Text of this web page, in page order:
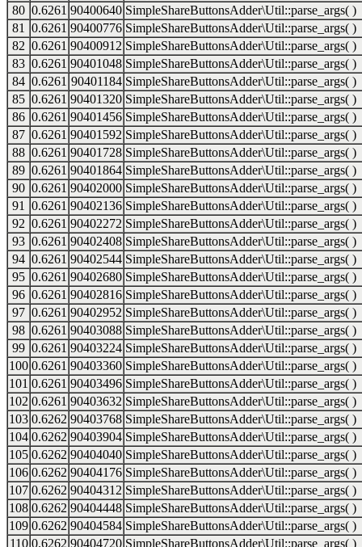
80 0.6261 90400640 SimpleShareButtonsAdder\Util::parse_args( )
81
0.6261 90400776 SimpleShareButtonsAdder\Util::parse_args( )
82 0.6261 90400912 SimpleShareButtonsAdder\Util::parse_args( )
83 0.6261 90401048 SimpleShareButtonsAdder\Util::parse_args( )
84 0.6261 90401184 SimpleShareButtonsAdder\Util::parse_args( )
85 0.6261 90401320 SimpleShareButtonsAdder\Util::parse_args( )
86 0.6261 90401456 SimpleShareButtonsAdder\Util::parse_args( )
87 0.6261 90401592 SimpleShareButtonsAdder\Util::parse_args( )
88 0.6261 90401728 SimpleShareButtonsAdder\Util::parse_args( )
89 0.6261 90401864 SimpleShareButtonsAdder\Util::parse_args( )
90 0.6261 90402000 SimpleShareButtonsAdder\Util::parse_args( )
91
0.6261 90402136 SimpleShareButtonsAdder\Util::parse_args( )
92 0.6261 90402272 SimpleShareButtonsAdder\Util::parse_args( )
93 0.6261 90402408 SimpleShareButtonsAdder\Util::parse_args( )
94 0.6261 90402544 SimpleShareButtonsAdder\Util::parse_args( )
95 0.6261 90402680 SimpleShareButtonsAdder\Util::parse_args( )
96 0.6261 90402816 SimpleShareButtonsAdder\Util::parse_args( )
97 0.6261 90402952 SimpleShareButtonsAdder\Util::parse_args( )
98 0.6261 90403088 SimpleShareButtonsAdder\Util::parse_args( )
99 0.6261 90403224 SimpleShareButtonsAdder\Util::parse_args( )
100 0.6261 90403360 SimpleShareButtonsAdder\Util::parse_args( )
101 0.6261 90403496 SimpleShareButtonsAdder\Util::parse_args( )
102 0.6261 90403632 SimpleShareButtonsAdder\Util::parse_args( )
103 0.6262 90403768 SimpleShareButtonsAdder\Util::parse_args( )
104 0.6262 90403904 SimpleShareButtonsAdder\Util::parse_args( )
105 0.6262 90404040 SimpleShareButtonsAdder\Util::parse_args( )
106 0.6262 90404176 SimpleShareButtonsAdder\Util::parse_args( )
107 0.6262 90404312 SimpleShareButtonsAdder\Util::parse_args( )
108 0.6262 90404448 SimpleShareButtonsAdder\Util::parse_args( )
109 0.6262 90404584 SimpleShareButtonsAdder\Util::parse_args( )
110 0.6262 90404720 SimpleShareButtonsAdder\Util::parse_args( )